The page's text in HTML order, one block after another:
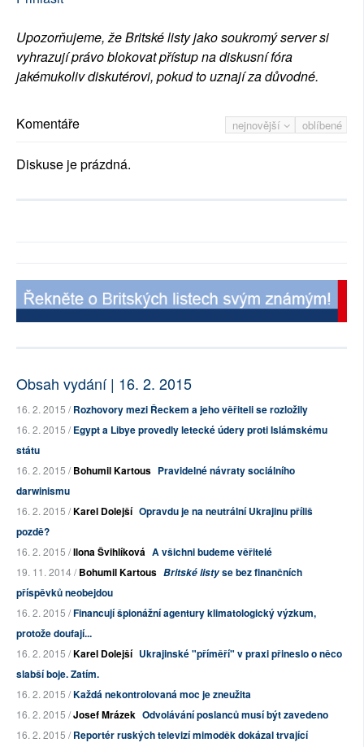
Upozorňujeme, že Britské listy jako soukromý server si
vyhrazují právo blokovat přístup na diskusní fóra
jakémukoliv diskutérovi, pokud to uznají za důvodné.
nejnovější oblíbené
Komentáře
Diskuse je prázdná.
Obsah vydání | 16. 2. 2015
16. 2. 2015 /Rozhovory mezi Řeckem a jeho věřiteli se rozložily
16. 2. 2015 /Egypt a Libye provedly letecké údery proti Islámskému
státu
16. 2. 2015 /Bohumil Kartous Pravidelné návraty sociálního
darwinismu
16. 2. 2015 /Karel Dolejší Opravdu je na neutrální Ukrajinu příliš
pozdě?
16. 2. 2015 /Ilona Švihlíková A všichni budeme věřitelé
19. 11. 2014 /Bohumil Kartous Britské listyse bez finančních
příspěvků neobejdou
16. 2. 2015 /Financují špionážní agentury klimatologický výzkum,
protože doufají...
16. 2. 2015 /Karel Dolejší Ukrajinské "příměří" v praxi přineslo o něco
slabší boje. Zatím.
16. 2. 2015 /Každá nekontrolovaná moc je zneužita
16. 2. 2015 /Josef Mrázek Odvolávání poslanců musí být zavedeno
16. 2. 2015 /Reportér ruských televizí mimoděk dokázal trvající